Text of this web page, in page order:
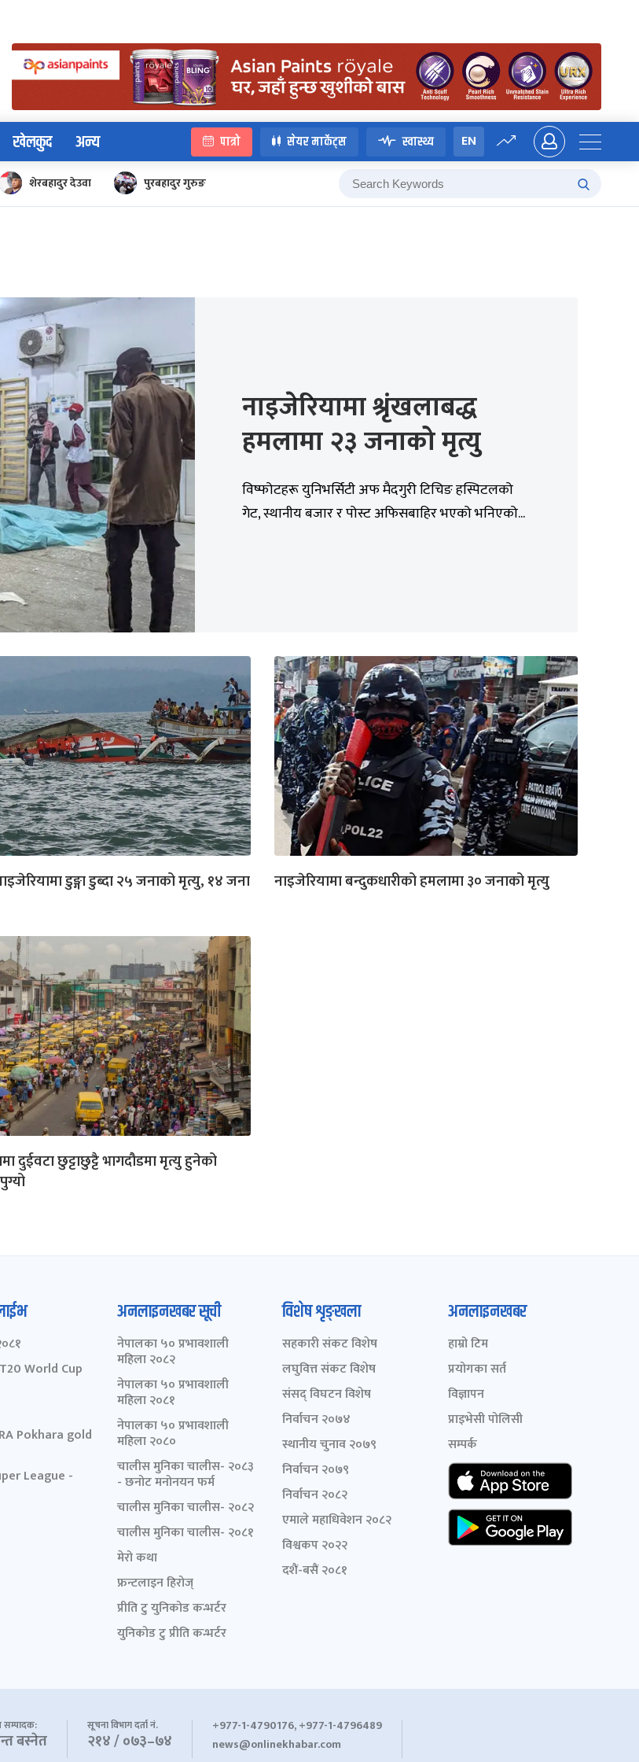
खेलकुद अन्य पात्रो सेयर मार्केट्स स्वास्थ्य EN
शेरबहादुर देउवा पुरबहादुर गुरुङ
नाइजेरियामा श्रृंखलाबद्ध
हमलामा २३ जनाको मृत्यु
विष्फोटहरू युनिभर्सिटी अफ मैदगुरी टिचिङ हस्पिटलको
गेट, स्थानीय बजार र पोस्ट अफिसबाहिर भएको भनिएको...
डुङ्गा डुब्दा २५ जनाको मृत्यु, १४ जना
नाइजेरियामा बन्दुकधारीको हमलामा ३० जनाको मृत्यु
दुईवटा छुट्टाछुट्टै भागदौडमा मृत्यु हुनेको
World Cup
Pokhara gold
League -
अनलाइनखबर सूची
नेपालका ५० प्रभावशाली
महिला २०८२
नेपालका ५० प्रभावशाली
महिला २०८१
नेपालका ५० प्रभावशाली
महिला २०८०
चालीस मुनिका चालीस- २०८३
- छनोट मनोनयन फर्म
चालीस मुनिका चालीस- २०८२
चालीस मुनिका चालीस- २०८१
मेरो कथा
फ्रन्टलाइन हिरोज्
प्रीति टु युनिकोड कन्भर्टर
युनिकोड टु प्रीति कन्भर्टर
विशेष शृङ्खला
सहकारी संकट विशेष
लघुवित्त संकट विशेष
संसद् विघटन विशेष
निर्वाचन २०७४
स्थानीय चुनाव २०७९
निर्वाचन २०७९
निर्वाचन २०८२
एमाले महाधिवेशन २०८२
विश्वकप २०२२
दशैं-बसैं २०८१
अनलाइनखबर
हाम्रो टिम
प्रयोगका सर्त
विज्ञापन
प्राइभेसी पोलिसी
सम्पर्क
सम्पादक:
बस्नेत
सूचना विभाग दर्ता नं.
२१४ / ०७३–७४
+977-1-4790176, +977-1-4796489
news@onlinekhabar.com